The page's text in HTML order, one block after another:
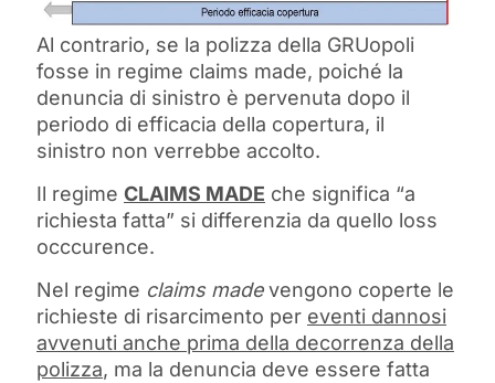
Al contrario, se la polizza della GRUopoli
fosse in regime claims made, poiché la
denuncia di sinistro è pervenuta dopo il
periodo di efficacia della copertura, il
sinistro non verrebbe accolto.
Il regime CLAIMS MADE che significa “a
richiesta fatta” si differenzia da quello loss
occcurence.
Nel regime claims madevengono coperte le
richieste di risarcimento per eventi dannosi
avvenuti anche prima della decorrenza della
polizza, ma la denuncia deve essere fatta